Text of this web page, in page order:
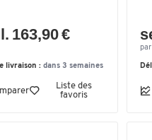
163,90 €
livraison : dans 3 semaines
Liste des
favoris